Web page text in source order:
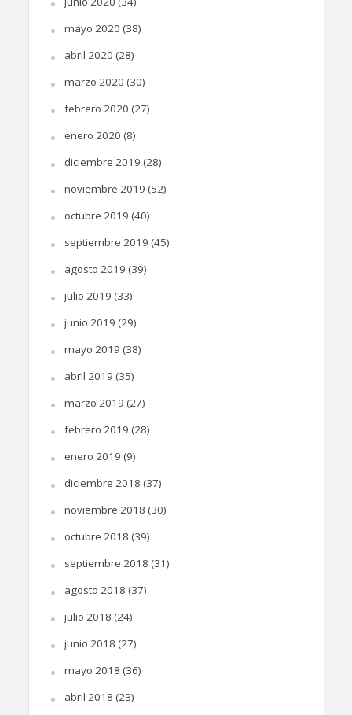
mayo 2020 (38)
abril 2020 (28)
marzo 2020 (30)
febrero 2020 (27)
enero 2020 (8)
diciembre 2019 (28)
noviembre 2019 (52)
octubre 2019 (40)
septiembre 2019 (45)
agosto 2019 (39)
julio 2019 (33)
junio 2019 (29)
mayo 2019 (38)
abril 2019 (35)
marzo 2019 (27)
febrero 2019 (28)
enero 2019 (9)
diciembre 2018 (37)
noviembre 2018 (30)
octubre 2018 (39)
septiembre 2018 (31)
agosto 2018 (37)
julio 2018 (24)
junio 2018 (27)
mayo 2018 (36)
abril 2018 (23)